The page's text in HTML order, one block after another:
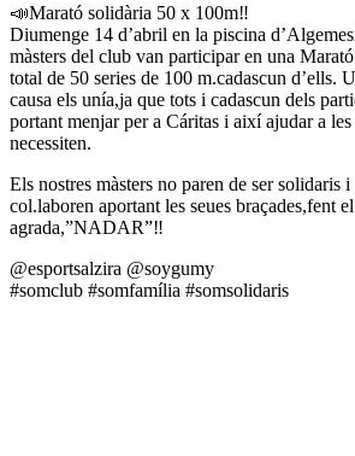
📣Marató solidària 50 x 100m‼️
Diumenge 14 d’abril en la piscina
màsters del club van participar en una
total de 50 series de 100 m.cadascun d’ells.
causa els unía,ja que tots i cadascun dels
portant menjar per a Cáritas i així ajudar a
necessiten.
Els nostres màsters no paren de ser solidaris
col.laboren aportant les seues braçades,fent
agrada,”NADAR”‼️
@esportsalzira @soygumy
#somclub #somfamília #somsolidaris